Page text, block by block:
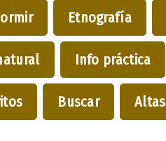
Etnografía
Info práctica
Buscar Altas